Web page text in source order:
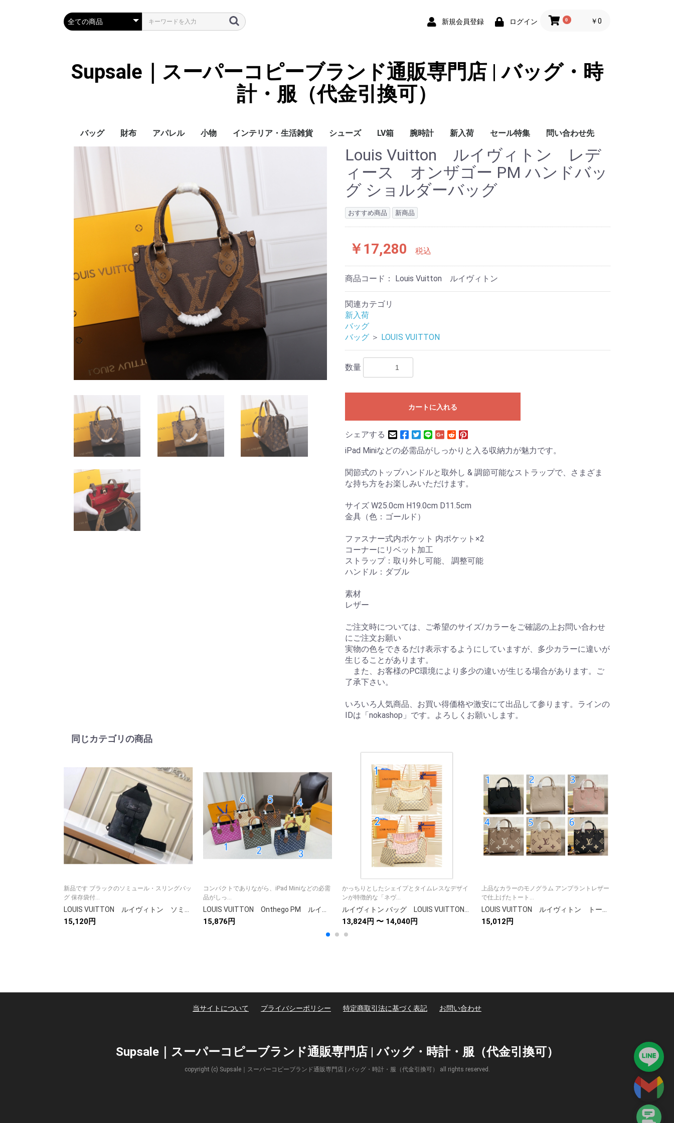
新規会員登録 ログイン 0 ￥0
Supsale｜スーパーコピーブランド通販専門店 | バッグ・時
計・服（代金引換可）
バッグ
Hermes
LOUIS VUITTON
Chanel
Loewe
Celine
Dior
Gucci
Fendi
Prada
Balenciaga
MiuMiu
財布 アパレル 小物
ネクタイ
ハンカチ
スマホケース
サングラス・アイウェ
アクセサリー
マフラー/スカーフ LOUIS VUITTON
LINEID：0109shop
バッグチャーム
バッグストラップ
カード（コイン）ケー
キーケース
ヘアアクセサリー
インテリア・生活雑貨
ッション
シューズ
レディース/女性用
メンズ/男性用
Gucci
Chanel
LV箱 腕時計
Omega
Rolex
Cartier
Chanel
新入荷 セール特集 問い合わせ先
問い合わせ先
Louis Vuitton ルイヴィトン レデ
ィース オンザゴー PM ハンドバッ
グ ショルダーバッグ
おすすめ商品 新商品
￥17,280 税込
商品コード： Louis Vuitton ルイヴィトン
関連カテゴリ
新入荷
バッグ
バッグ ＞ LOUIS VUITTON
数量
カートに入れる
シェアする
iPad Miniなどの必需品がしっかりと入る収納力が魅力です。
関節式のトップハンドルと取外し & 調節可能なストラップで、さまざま
な持ち方をお楽しみいただけます。
サイズ W25.0cm H19.0cm D11.5cm
金具（色：ゴールド）
ファスナー式内ポケット 内ポケット×2
コーナーにリベット加工
ストラップ：取り外し可能、 調整可能
ハンドル：ダブル
素材
レザー
ご注文時については、ご希望のサイズ/カラーをご確認の上お問い合わせ
にご注文お願い
実物の色をできるだけ表示するようにしていますが、多少カラーに違いが
生じることがあります。
また、お客様のPC環境により多少の違いが生じる場合があります。ご
了承下さい。
いろいろ人気商品、お買い得価格や激安にて出品して参ります。ラインの
IDは「nokashop」です。よろしくお願いします。
同じカテゴリの商品
新品です ブラックのソミュール・スリングバッ
グ 保存袋付...
LOUIS VUITTON ルイヴィトン ソミュール・スリングバッグ ショルダーバッグ メンズ ウエストバッグ モノグラム
15,120円
コンパクトでありながら、iPad Miniなどの必需
品がしっ...
LOUIS VUITTON Onthego PM ルイヴィトン オンザゴーPM 2WAY レディースバッグ ショルダーバッグ ハンドバッグ モノグラム バッグ 6色
15,876円
かっちりとしたシェイプとタイムレスなデザイ
ンが特徴的な「ネヴ...
ルイヴィトン バッグ LOUIS VUITTON 可愛い ネヴァーフルMM/GM オシャレ トートバッグ ダミエ アズール ポーチ付き
13,824円 〜 14,040円
上品なカラーのモノグラム アンプラントレザー
で仕上げたトート...
LOUIS VUITTON ルイヴィトン トートバッグ オンザゴーPM 6色 ハンドバッグ ショルダーバッグ モノグラム レディースバッグ
15,012円
当サイトについて プライバシーポリシー 特定商取引法に基づく表記 お問い合わせ
Supsale｜スーパーコピーブランド通販専門店 | バッグ・時計・服（代金引換可）
copyright (c) Supsale｜スーパーコピーブランド通販専門店 | バッグ・時計・服（代金引換可） all rights reserved.